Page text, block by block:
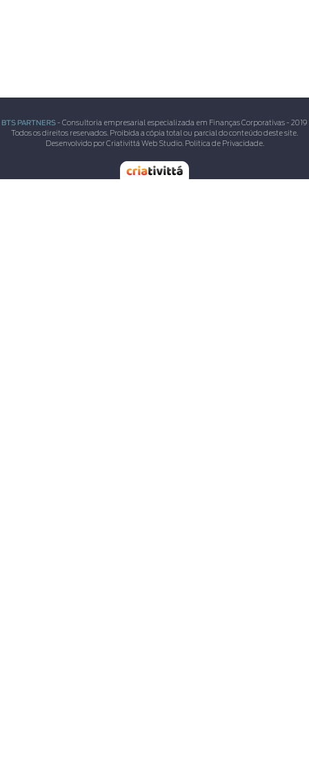
BTS PARTNERS - Consultoria empresarial especializada em Finanças Corporativas - 2019
Todos os direitos reservados. Proibida a cópia total ou parcial do conteúdo deste site.
Desenvolvido por Criativittá Web Studio. Politica de Privacidade.